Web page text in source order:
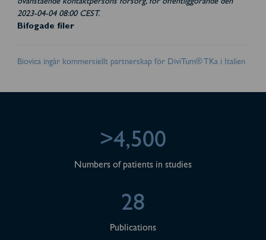
ovanstående kontaktpersons försorg, för offentliggörande den
2023-04-04 08:00 CEST.
Bifogade filer
Biovica ingår kommersiellt partnerskap för DiviTum® TKa i Italien
>4,500
Numbers of patients in studies
28
Publications